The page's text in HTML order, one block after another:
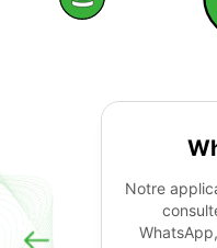
Notre